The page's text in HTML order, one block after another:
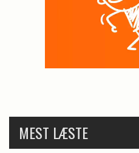
MEST LÆSTE